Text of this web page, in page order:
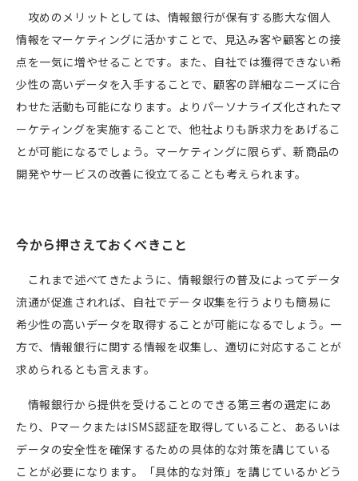
攻めのメリットとしては、情報銀行が保有する膨大な個人
情報をマーケティングに活かすことで、見込み客や顧客との接
点を一気に増やせることです。また、自社では獲得できない希
少性の高いデータを入手することで、顧客の詳細なニーズに合
わせた活動も可能になります。よりパーソナライズ化されたマ
ーケティングを実施することで、他社よりも訴求力をあげるこ
とが可能になるでしょう。マーケティングに限らず、新商品の
開発やサービスの改善に役立てることも考えられます。
今から押さえておくべきこと
これまで述べてきたように、情報銀行の普及によってデータ
流通が促進されれば、自社でデータ収集を行うよりも簡易に
希少性の高いデータを取得することが可能になるでしょう。一
方で、情報銀行に関する情報を収集し、適切に対応することが
求められるとも言えます。
情報銀行から提供を受けることのできる第三者の選定にあ
たり、 PマークまたはISMS認証を取得していること、あるいは
データの安全性を確保するための具体的な対策を講じている
ことが必要になります。「具体的な対策」を講じているかどう